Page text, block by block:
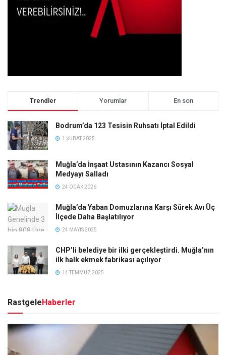
Trendler Yorumlar En son
Bodrum’da 123 Tesisin Ruhsatı İptal Edildi
1 ŞUBAT 2025
Muğla’da İnşaat Ustasının Kazancı Sosyal
Medyayı Salladı
24 OCAK 2026
Muğla’da Yaban Domuzlarına Karşı Sürek Avı Üç
İlçede Daha Başlatılıyor
24 MAYIS 2025
CHP’li belediye bir ilki gerçekleştirdi. Muğla’nın
ilk halk ekmek fabrikası açılıyor
14 TEMMUZ 2025
RastgeleHaberler